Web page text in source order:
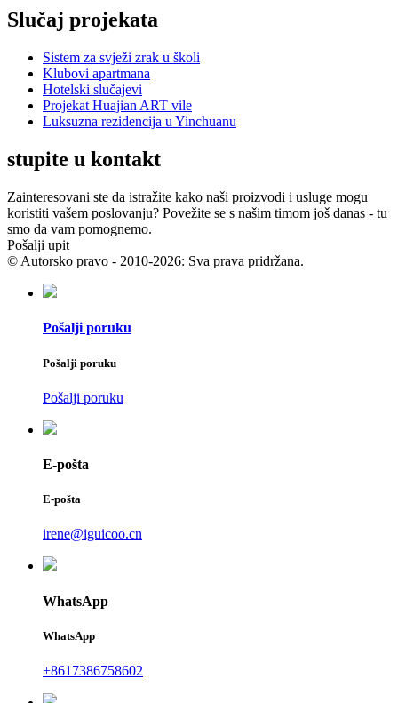
Slučaj projekata
Sistem za svježi zrak u školi
Klubovi apartmana
Hotelski slučajevi
Projekat Huajian ART vile
Luksuzna rezidencija u Yinchuanu
stupite u kontakt
Zainteresovani ste da istražite kako naši proizvodi i usluge mogu
koristiti vašem poslovanju? Povežite se s našim timom još danas - tu
smo da vam pomognemo.
Pošalji upit
© Autorsko pravo - 2010-2026: Sva prava pridržana.
Pošalji poruku
Pošalji poruku
Pošalji poruku
E-pošta
E-pošta
irene@iguicoo.cn
WhatsApp
WhatsApp
+8617386758602